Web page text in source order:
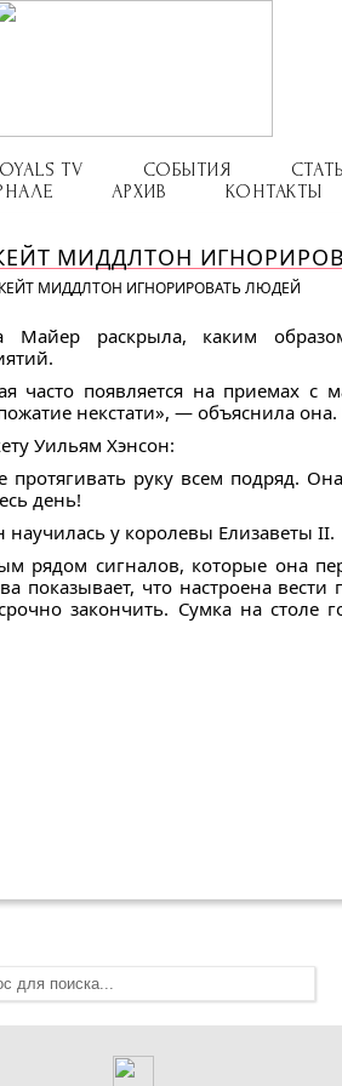
TV СОБЫТИЯ
АРХИВ КОНТАКТЫ
МИДДЛТОН
МИДДЛТОН ИГНОРИРОВАТЬ ЛЮДЕЙ
Майер раскрыла, каким
часто появляется на приемах с
некстати», — объяснила она.
Уильям Хэнсон:
руку всем подряд.
день!
у королевы Елизаветы II.
рядом сигналов, которые она
показывает, что настроена
закончить. Сумка на столе